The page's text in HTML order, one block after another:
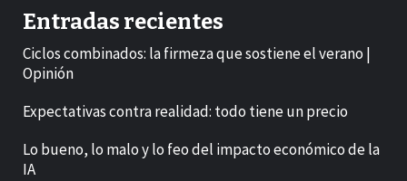
Entradas recientes
Ciclos combinados: la firmeza que sostiene el verano |
Opinión
Expectativas contra realidad: todo tiene un precio
Lo bueno, lo malo y lo feo del impacto económico de la
IA